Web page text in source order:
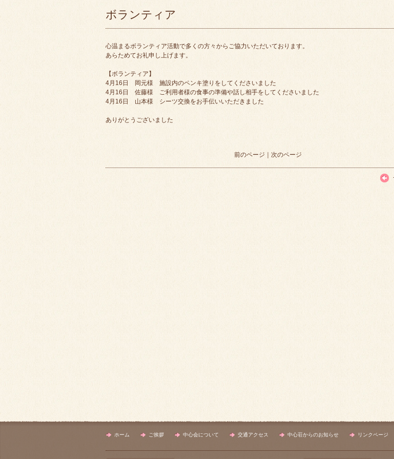
ボランティア
心温まるボランティア活動で多くの方々からご協力いただいております。
あらためてお礼申し上げます。
【ボランティア】
4月16日 岡元様 施設内のペンキ塗りをしてくださいました
4月16日 佐藤様 ご利用者様の食事の準備や話し相手をしてくださいました
4月16日 山本様 シーツ交換をお手伝いいただきました
ありがとうございました
前のページ 次のページ
ホーム ご挨拶 中心会について 交通アクセス 中心荘からのお知らせ リンクページ